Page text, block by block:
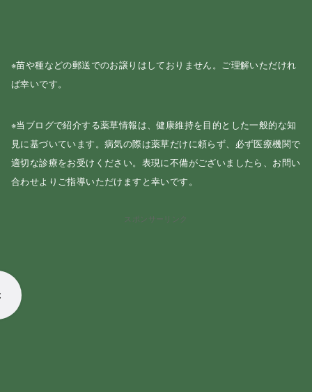
※苗や種などの郵送でのお譲りはしておりません。ご理解いただけれ
ば幸いです。
※当ブログで紹介する薬草情報は、健康維持を目的とした一般的な知
見に基づいています。病気の際は薬草だけに頼らず、必ず医療機関で
適切な診療をお受けください。表現に不備がございましたら、お問い
合わせよりご指導いただけますと幸いです。
スポンサーリンク